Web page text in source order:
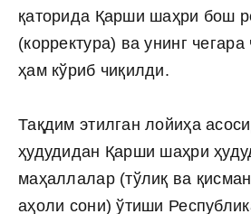
қаторида Қарши шаҳри бош
(корректура) ва унинг
ҳам кўриб чиқилди.
Тақдим этилган лойиҳа
ҳудудидан Қарши шаҳри
маҳаллалар (тўлиқ ва
аҳоли сони) ўтиши